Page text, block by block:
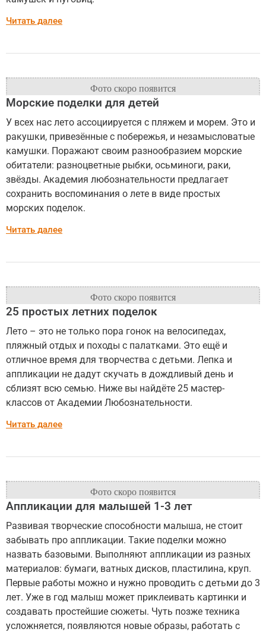
Читать далее
Морские поделки для детей
У всех нас лето ассоциируется с пляжем и морем. Это и
ракушки, привезённые с побережья, и незамысловатые
камушки. Поражают своим разнообразием морские
обитатели: разноцветные рыбки, осьминоги, раки,
звёзды. Академия любознательности предлагает
сохранить воспоминания о лете в виде простых
морских поделок.
Читать далее
25 простых летних поделок
Лето – это не только пора гонок на велосипедах,
пляжный отдых и походы с палатками. Это ещё и
отличное время для творчества с детьми. Лепка и
аппликации не дадут скучать в дождливый день и
сблизят всю семью. Ниже вы найдёте 25 мастер-
классов от Академии Любознательности.
Читать далее
Аппликации для малышей 1-3 лет
Развивая творческие способности малыша, не стоит
забывать про аппликации. Такие поделки можно
назвать базовыми. Выполняют аппликации из разных
материалов: бумаги, ватных дисков, пластилина, круп.
Первые работы можно и нужно проводить с детьми до 3
лет. Уже в год малыш может приклеивать картинки и
создавать простейшие сюжеты. Чуть позже техника
усложняется, появляются новые образы, работать с